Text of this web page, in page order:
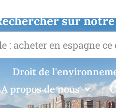
sur
Droit de
A propos de nous